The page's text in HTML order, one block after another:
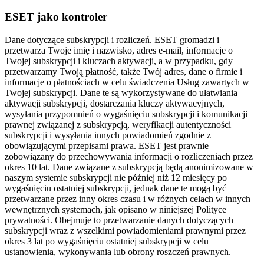
ESET jako kontroler
Dane dotyczące subskrypcji i rozliczeń. ESET gromadzi i
przetwarza Twoje imię i nazwisko, adres e-mail, informacje o
Twojej subskrypcji i kluczach aktywacji, a w przypadku, gdy
przetwarzamy Twoją płatność, także Twój adres, dane o firmie i
informacje o płatnościach w celu świadczenia Usług zawartych w
Twojej subskrypcji. Dane te są wykorzystywane do ułatwiania
aktywacji subskrypcji, dostarczania kluczy aktywacyjnych,
wysyłania przypomnień o wygaśnięciu subskrypcji i komunikacji
prawnej związanej z subskrypcją, weryfikacji autentyczności
subskrypcji i wysyłania innych powiadomień zgodnie z
obowiązującymi przepisami prawa. ESET jest prawnie
zobowiązany do przechowywania informacji o rozliczeniach przez
okres 10 lat. Dane związane z subskrypcją będą anonimizowane w
naszym systemie subskrypcji nie później niż 12 miesięcy po
wygaśnięciu ostatniej subskrypcji, jednak dane te mogą być
przetwarzane przez inny okres czasu i w różnych celach w innych
wewnętrznych systemach, jak opisano w niniejszej Polityce
prywatności. Obejmuje to przetwarzanie danych dotyczących
subskrypcji wraz z wszelkimi powiadomieniami prawnymi przez
okres 3 lat po wygaśnięciu ostatniej subskrypcji w celu
ustanowienia, wykonywania lub obrony roszczeń prawnych.